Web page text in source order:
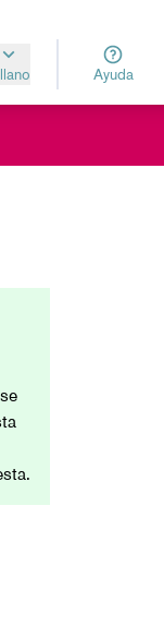
hizkuntzaElegir el
Ayuda